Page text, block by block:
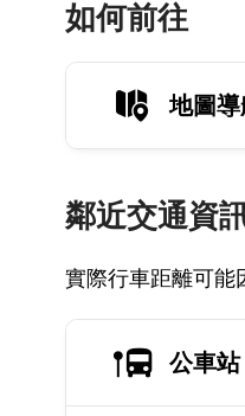
如何前往
地圖導
鄰近交通資
實際行車距離可能
公車站